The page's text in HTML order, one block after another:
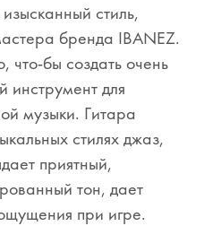
стиль,
бренда IBANEZ.
что-бы создать очень
инструмент для
музыки. Гитара
стилях джаз,
приятный,
тон, дает
при игре.